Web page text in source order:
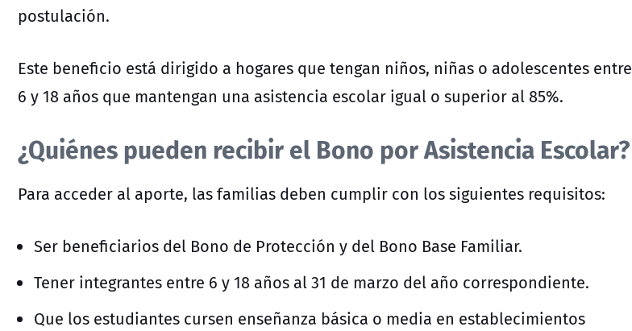
postulación.
Este beneficio está dirigido a hogares que tengan niños, niñas o adolescentes entre
6 y 18 años que mantengan una asistencia escolar igual o superior al 85%.
¿Quiénes pueden recibir el Bono por Asistencia Escolar?
Para acceder al aporte, las familias deben cumplir con los siguientes requisitos:
Ser beneficiarios del Bono de Protección y del Bono Base Familiar.
Tener integrantes entre 6 y 18 años al 31 de marzo del año correspondiente.
Que los estudiantes cursen enseñanza básica o media en establecimientos